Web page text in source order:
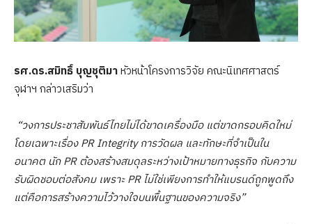
รศ.ดร.สมิทธิ์ บุญชุติมาหัวหน้าโครงการวิจัย คณะนิเทศศาสตร์
จุฬาฯ กล่าวเสริมว่า
“วงการประชาสัมพันธ์ไทยไม่ได้ขาดเครื่องมือ แต่ขาดกรอบคิดใหม่
โดยเฉพาะเรื่องPR Integrity การวัดผล และทักษะที่จำเป็นใน
อนาคต นัก PR ต้องสร้างสมดุลระหว่างเป้าหมายทางธุรกิจ กับความ
รับผิดชอบต่อสังคม เพราะ PR ไม่ใช่เพียงการทำให้แบรนด์ถูกพูดถึง
แต่คือการสร้างความไว้วางใจบนพื้นฐานของความจริง”